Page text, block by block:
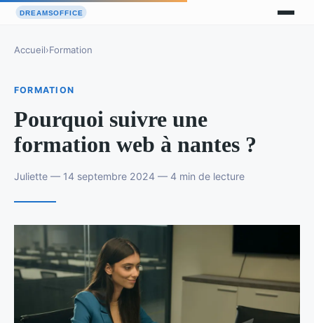
Accueil›Formation
FORMATION
Pourquoi suivre une
formation web à nantes ?
Juliette — 14 septembre 2024 — 4 min de lecture